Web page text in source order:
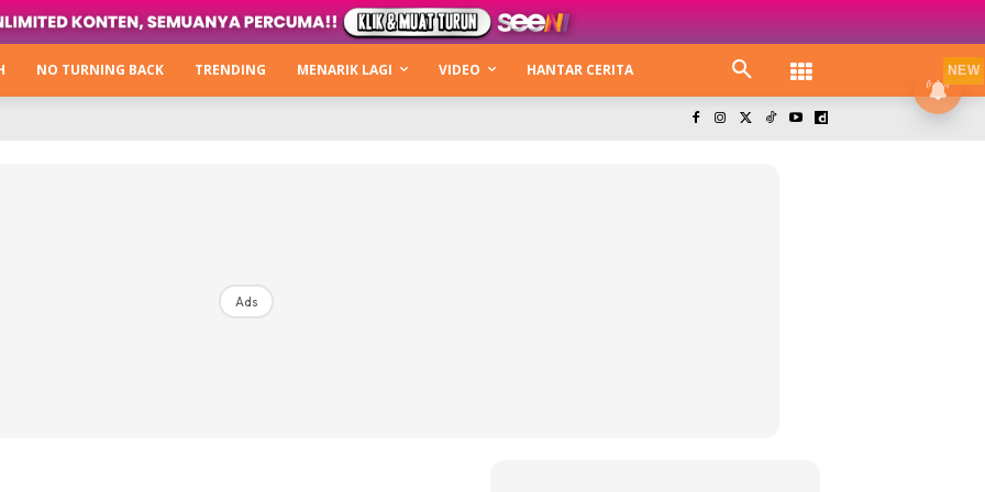
Hijabista
Next Level
NO TURNING BACK TRENDING MENARIK LAGI VIDEO HANTAR CERITA
Ads
NEW